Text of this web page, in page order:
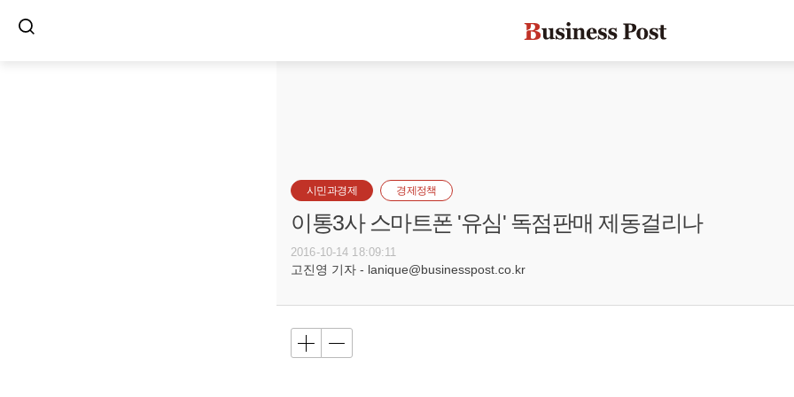
시민과경제 경제정책
이통3사 스마트폰 '유심' 독점판매 제동걸리나
2016-10-14 18:09:11
고진영 기자 - lanique@businesspost.co.kr